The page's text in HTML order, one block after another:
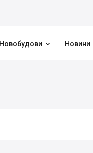
Новобудови  Новини